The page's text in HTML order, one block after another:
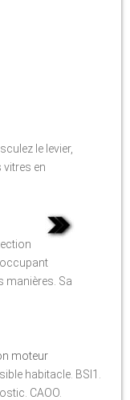
le levier,
en
manières. Sa
moteur
habitacle. BSI1.
CAOO.